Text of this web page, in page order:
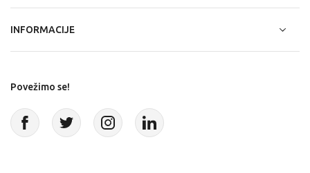
INFORMACIJE
Povežimo se!